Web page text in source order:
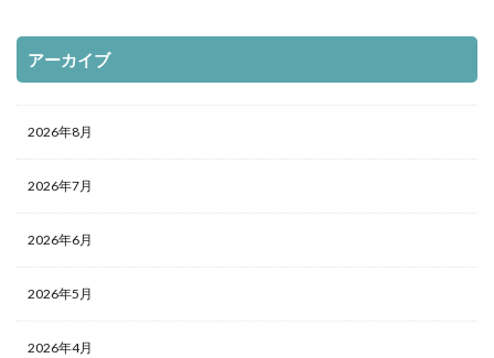
アーカイブ
2026年8月
2026年7月
2026年6月
2026年5月
2026年4月